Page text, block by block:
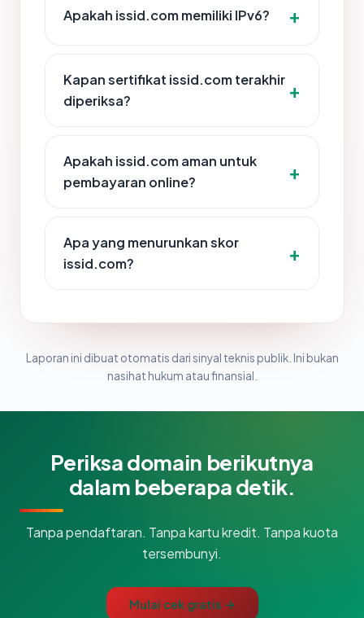
Apakah issid.com memiliki IPv6?
Kapan sertifikat issid.com terakhir
diperiksa?
Apakah issid.com aman untuk
pembayaran online?
Apa yang menurunkan skor
issid.com?
Laporan ini dibuat otomatis dari sinyal teknis publik. Ini bukan
nasihat hukum atau finansial.
Periksa domain berikutnya
dalam beberapa detik.
Tanpa pendaftaran. Tanpa kartu kredit. Tanpa kuota
tersembunyi.
Mulai cek gratis →